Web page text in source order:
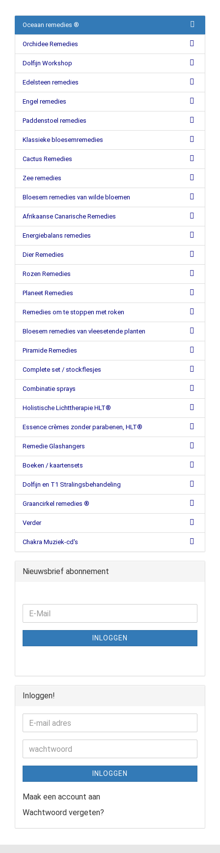
Oceaan remedies ®
Orchidee Remedies
Dolfijn Workshop
Edelsteen remedies
Engel remedies
Paddenstoel remedies
Klassieke bloesemremedies
Cactus Remedies
Zee remedies
Bloesem remedies van wilde bloemen
Afrikaanse Canarische Remedies
Energiebalans remedies
Dier Remedies
Rozen Remedies
Planeet Remedies
Remedies om te stoppen met roken
Bloesem remedies van vleesetende planten
Piramide Remedies
Complete set / stockflesjes
Combinatie sprays
Holistische Lichttherapie HLT®
Essence crèmes zonder parabenen, HLT®
Remedie Glashangers
Boeken / kaartensets
Dolfijn en T1 Stralingsbehandeling
Graancirkel remedies ®
Verder
Chakra Muziek-cd's
Nieuwsbrief abonnement
INLOGGEN
Inloggen!
INLOGGEN
Maak een account aan
Wachtwoord vergeten?